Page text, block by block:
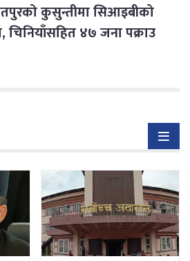
कुसुन्तीमा सिआइबीको
चिनियाँसहित ४७ जना पक्राउ